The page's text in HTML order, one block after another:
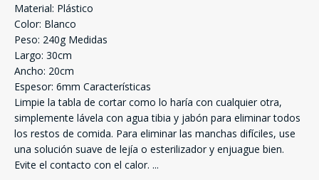
Material: Plástico
Color: Blanco
Peso: 240g Medidas
Largo: 30cm
Ancho: 20cm
Espesor: 6mm Características
Limpie la tabla de cortar como lo haría con cualquier otra,
simplemente lávela con agua tibia y jabón para eliminar todos
los restos de comida. Para eliminar las manchas difíciles, use
una solución suave de lejía o esterilizador y enjuague bien.
Evite el contacto con el calor. ...